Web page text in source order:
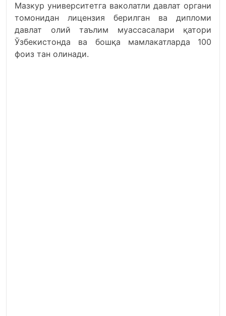
Мазкур университетга ваколатли давлат органи
томонидан лицензия берилган ва дипломи
давлат олий таълим муассасалари қатори
Ўзбекистонда ва бошқа мамлакатларда 100
фоиз тан олинади.